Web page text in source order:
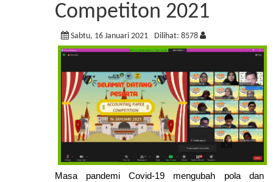
Competiton 2021
Sabtu, 16 Januari 2021 Dilihat: 8578
Masa pandemi Covid-19 mengubah pola dan